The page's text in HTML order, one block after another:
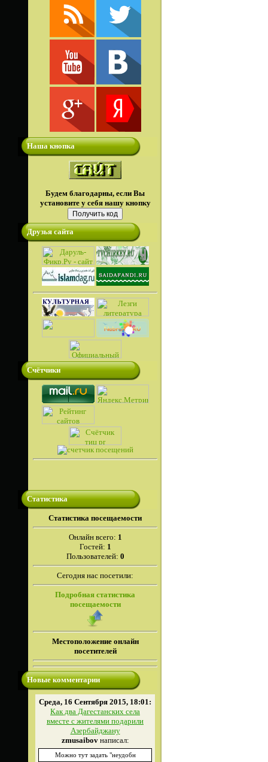
Наша кнопка
Будем благодарны, если Вы
установите у себя нашу кнопку
Друзья сайта
Счётчики
Статистика
Cтатистика посещаемости
Онлайн всего: 1
Гостей: 1
Пользователей: 0
Сегодня нас посетили:
Подробная статистика
посещаемости
Местоположение онлайн
посетителей
Новые комментарии
Среда, 16 Сентября 2015, 18:01:
Как два Дагестанских села
вместе с жителями подарили
Азербайджану
zmusaibovнаписал:
Можно тут задать "неудобн